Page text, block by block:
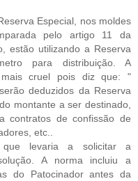
Especial, nos moldes
pelo artigo 11 da
estão utilizando a Reserva
para distribuição. A
cruel pois diz que: "
deduzidos da Reserva
montante a ser destinado,
contratos de confissão de
etc..
levaria a solicitar a
A norma incluiu a
do Patocinador antes da